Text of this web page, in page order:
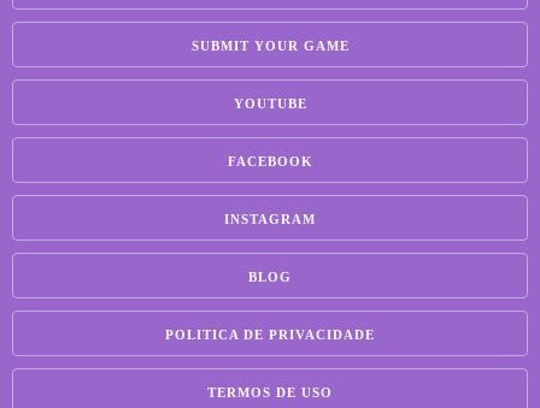
SUBMIT YOUR GAME
YOUTUBE
FACEBOOK
INSTAGRAM
BLOG
POLITICA DE PRIVACIDADE
TERMOS DE USO